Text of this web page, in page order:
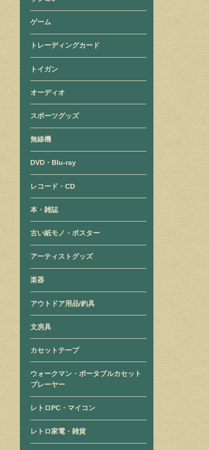
ゲーム
トレーディングカード
トイガン
オーディオ
スポーツグッズ
無線機
DVD・Blu-ray
レコード・CD
本・雑誌
古い紙モノ・ポスター
アーティストグッズ
楽器
アウトドア用品/釣具
文房具
カセットテープ
ウォークマン・ポータブルカセット
プレーヤー
レトロPC・マイコン
レトロ家電・雑貨